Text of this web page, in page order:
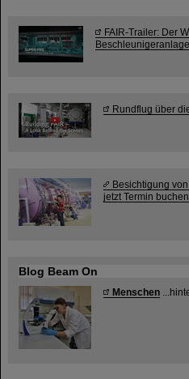
FAIR-Trailer: Der
Beschleunigeranlage
Rundflug über
Besichtigung von
jetzt Termin
Blog Beam On
Menschen